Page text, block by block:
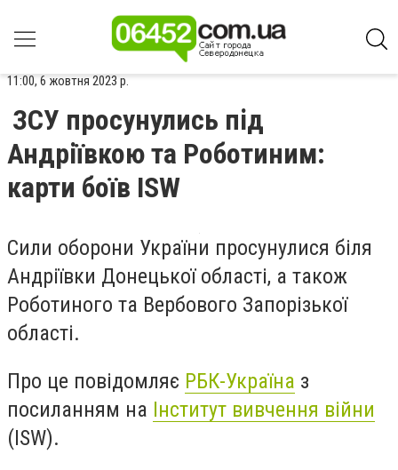
11:00, 6 жовтня 2023 р.
ЗСУ просунулись під
Андріївкою та Роботиним:
карти боїв ISW
Сили оборони України просунулися біля
Андріївки Донецької області, а також
Роботиного та Вербового Запорізької
області.
Про це повідомляє РБК-Україна з
посиланням на Інститут вивчення війни
(ISW).